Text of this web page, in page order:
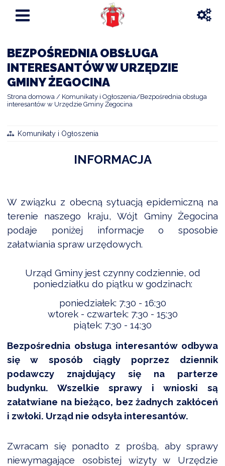
BEZPOŚREDNIA OBSŁUGA
INTERESANTÓW W URZĘDZIE
GMINY ŻEGOCINA
Strona domowa Komunikaty i Ogłoszenia
Bezpośrednia obsługa
interesantów w Urzędzie Gminy Żegocina
Komunikaty i Ogłoszenia
INFORMACJA
W związku z obecną sytuacją epidemiczną na
terenie naszego kraju, Wójt Gminy Żegocina
podaje poniżej informacje o sposobie
załatwiania spraw urzędowych.
Urząd Gminy jest czynny codziennie, od
poniedziałku do piątku w godzinach:
poniedziałek: 7:30 - 16:30
wtorek - czwartek: 7:30 - 15:30
piątek: 7:30 - 14:30
Bezpośrednia obsługa interesantów odbywa
się w sposób ciągły poprzez dziennik
podawczy znajdujący się na parterze
budynku. Wszelkie sprawy i wnioski są
załatwiane na bieżąco, bez żadnych zakłóceń
i zwłoki. Urząd nie odsyła interesantów.
Zwracam się ponadto z prośbą, aby sprawy
niewymagające osobistej wizyty w Urzędzie